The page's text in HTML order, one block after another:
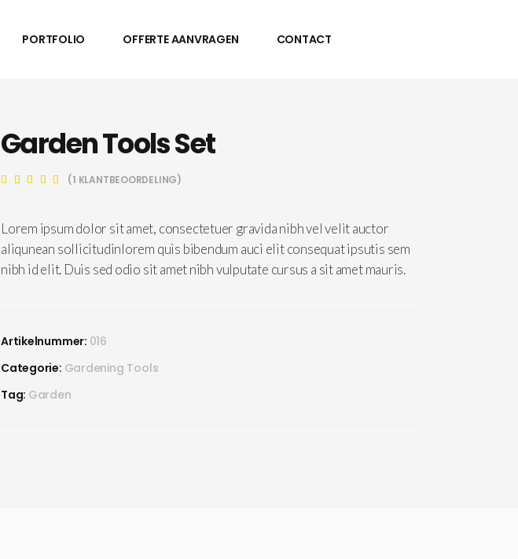
PORTFOLIO OFFERTE AANVRAGEN CONTACT
Garden Tools Set
Waardering
op
1
klantbeoordeling
(1 KLANTBEOORDELING)
Lorem ipsum dolor sit amet, consectetuer gravida nibh vel velit auctor
aliqunean sollicitudinlorem quis bibendum auci elit consequat ipsutis sem
nibh id elit. Duis sed odio sit amet nibh vulputate cursus a sit amet mauris.
Artikelnummer: 016
Categorie: Gardening Tools
Tag: Garden